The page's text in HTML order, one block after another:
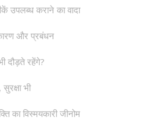
उपलब्ध कराने का वादा
और प्रबंधन
दौड़ते रहेंगे?
भी
का विस्मयकारी जीनोम